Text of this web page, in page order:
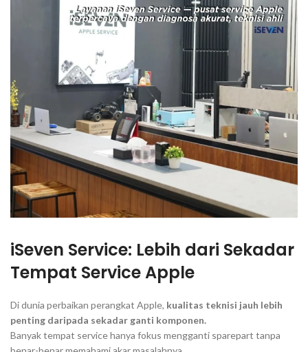
iSeven Service: Lebih dari Sekadar
Tempat Service Apple
Di dunia perbaikan perangkat Apple, kualitas teknisi jauh lebih
penting daripada sekadar ganti komponen.
Banyak tempat service hanya fokus mengganti sparepart tanpa